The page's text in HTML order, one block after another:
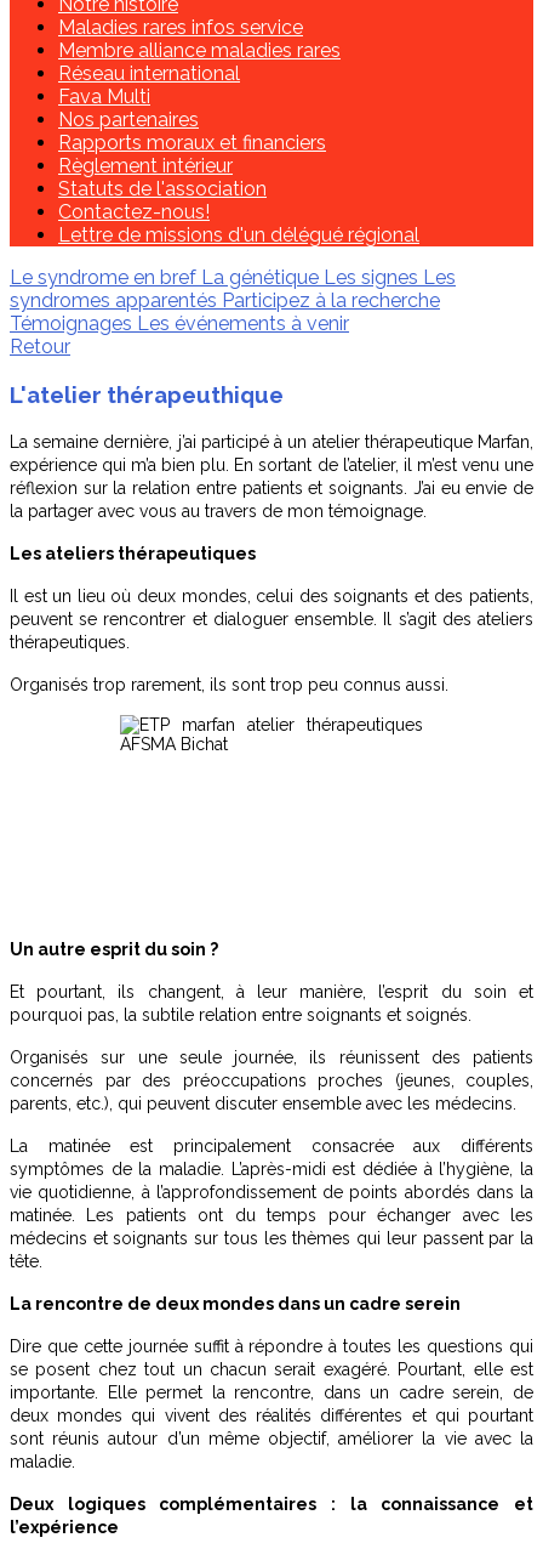
Maladies rares infos service
Membre alliance maladies rares
Réseau international
Fava Multi
Nos partenaires
Rapports moraux et financiers
Règlement intérieur
Statuts de l'association
Contactez-nous!
Lettre de missions d'un délégué régional
Le syndrome en bref La génétique Les signes Les
syndromes apparentés Participez à la recherche
Témoignages Les événements à venir
Retour
L'atelier thérapeuthique
La semaine dernière, j’ai participé à un atelier thérapeutique Marfan,
expérience qui m’a bien plu. En sortant de l’atelier, il m’est venu une
réflexion sur la relation entre patients et soignants. J’ai eu envie de
la partager avec vous au travers de mon témoignage.
Les ateliers thérapeutiques
Il est un lieu où deux mondes, celui des soignants et des patients,
peuvent se rencontrer et dialoguer ensemble. Il s’agit des ateliers
thérapeutiques.
Organisés trop rarement, ils sont trop peu connus aussi.
Un autre esprit du soin ?
Et pourtant, ils changent, à leur manière, l’esprit du soin et
pourquoi pas, la subtile relation entre soignants et soignés.
Organisés sur une seule journée, ils réunissent des patients
concernés par des préoccupations proches (jeunes, couples,
parents, etc.), qui peuvent discuter ensemble avec les médecins.
La matinée est principalement consacrée aux différents
symptômes de la maladie. L’après-midi est dédiée à l’hygiène, la
vie quotidienne, à l’approfondissement de points abordés dans la
matinée. Les patients ont du temps pour échanger avec les
médecins et soignants sur tous les thèmes qui leur passent par la
tête.
La rencontre de deux mondes dans un cadre serein
Dire que cette journée suffit à répondre à toutes les questions qui
se posent chez tout un chacun serait exagéré. Pourtant, elle est
importante. Elle permet la rencontre, dans un cadre serein, de
deux mondes qui vivent des réalités différentes et qui pourtant
sont réunis autour d’un même objectif, améliorer la vie avec la
maladie.
Deux logiques complémentaires : la connaissance et
l’expérience